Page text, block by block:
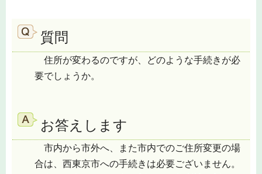
質問
住所が変わるのですが、どのような手続きが必
要でしょうか。
お答えします
市内から市外へ、また市内でのご住所変更の場
合は、西東京市への手続きは必要ございません。